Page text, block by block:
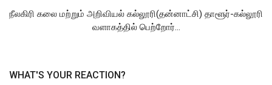
நீலகிரி கலை மற்றும் அறிவியல் கல்லூரி(தன்னாட்சி) தாளூர்-கல்லூரி
வளாகத்தில் பெற்றோர்...
WHAT'S YOUR REACTION?